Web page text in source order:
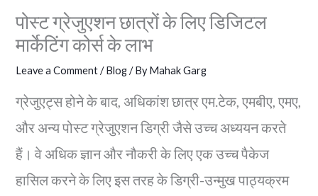
पोस्ट ग्रेजुएशन छात्रों के लिए डिजिटल
मार्केटिंग कोर्स के लाभ
Leave a Comment /Blog/ ByMahak Garg
ग्रेजुएट्स होने के बाद, अधिकांश छात्र एम.टेक, एमबीए, एमए,
और अन्य पोस्ट ग्रेजुएशन डिग्री जैसे उच्च अध्ययन करते
हैं। वे अधिक ज्ञान और नौकरी के लिए एक उच्च पैकेज
हासिल करने के लिए इस तरह के डिग्री-उन्मुख पाठ्यक्रम